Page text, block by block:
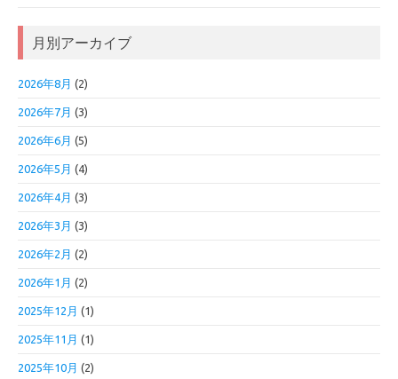
月別アーカイブ
2026年8月 (2)
2026年7月 (3)
2026年6月 (5)
2026年5月 (4)
2026年4月 (3)
2026年3月 (3)
2026年2月 (2)
2026年1月 (2)
2025年12月 (1)
2025年11月 (1)
2025年10月 (2)